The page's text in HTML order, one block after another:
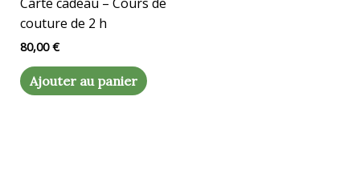
couture de 2 h
80,00€
Ajouter au panier